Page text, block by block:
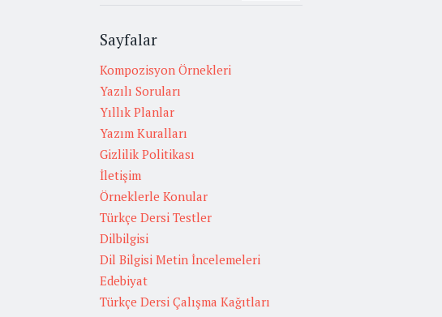
Sayfalar
Kompozisyon Örnekleri
Yazılı Soruları
Yıllık Planlar
Yazım Kuralları
Gizlilik Politikası
İletişim
Örneklerle Konular
Türkçe Dersi Testler
Dilbilgisi
Dil Bilgisi Metin İncelemeleri
Edebiyat
Türkçe Dersi Çalışma Kağıtları